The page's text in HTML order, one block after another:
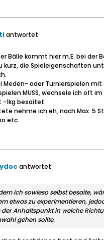
antwortet
Bälle kommt hier m.E. bei der
kurz, die Spieleigenschaften
Meden- oder Turnierspielen mit
MUSS, wechsele ich oft
-1kg besaitet.
nehme ich eh, nach Max. 5
etc.
antwortet
ich sowieso selbst besaite,
etwas zu experimentieren,
der Anhaltspunkt in welche
gehen sollte.